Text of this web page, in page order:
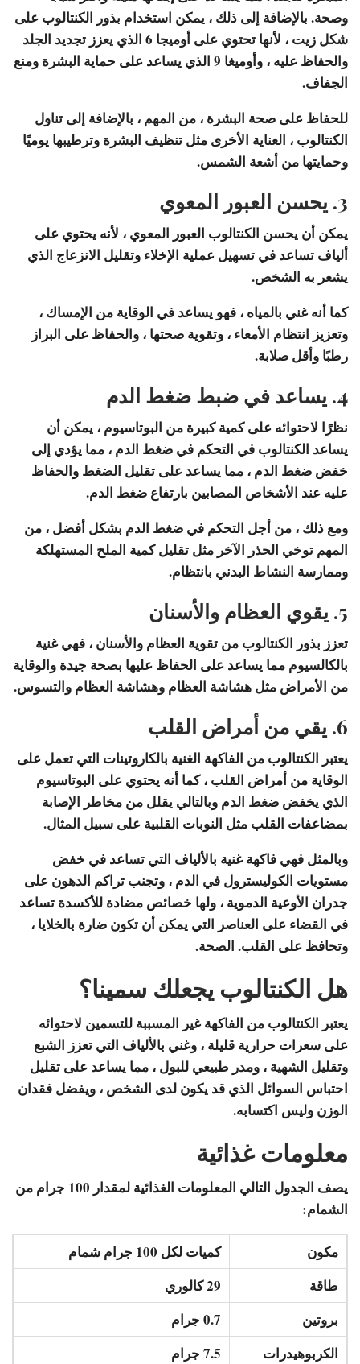
وصحة. بالإضافة إلى ذلك ، يمكن استخدام بذور الكنتالوب على
شكل زيت ، لأنها تحتوي على أوميجا 6 الذي يعزز تجديد الجلد
والحفاظ عليه ، وأوميغا 9 الذي يساعد على حماية البشرة ومنع
الجفاف.
للحفاظ على صحة البشرة ، من المهم ، بالإضافة إلى تناول
الكنتالوب ، العناية الأخرى مثل تنظيف البشرة وترطيبها يوميًا
وحمايتها من أشعة الشمس.
3. يحسن العبور المعوي
يمكن أن يحسن الكنتالوب العبور المعوي ، لأنه يحتوي على
ألياف تساعد في تسهيل عملية الإخلاء وتقليل الانزعاج الذي
يشعر به الشخص.
كما أنه غني بالمياه ، فهو يساعد في الوقاية من الإمساك ،
وتعزيز انتظام الأمعاء ، وتقوية صحتها ، والحفاظ على البراز
رطبًا وأقل صلابة.
4. يساعد في ضبط ضغط الدم
نظرًا لاحتوائه على كمية كبيرة من البوتاسيوم ، يمكن أن
يساعد الكنتالوب في التحكم في ضغط الدم ، مما يؤدي إلى
خفض ضغط الدم ، مما يساعد على تقليل الضغط والحفاظ
عليه عند الأشخاص المصابين بارتفاع ضغط الدم.
ومع ذلك ، من أجل التحكم في ضغط الدم بشكل أفضل ، من
المهم توخي الحذر الآخر مثل تقليل كمية الملح المستهلكة
وممارسة النشاط البدني بانتظام.
5. يقوي العظام والأسنان
تعزز بذور الكنتالوب من تقوية العظام والأسنان ، فهي غنية
بالكالسيوم مما يساعد على الحفاظ عليها بصحة جيدة والوقاية
من الأمراض مثل هشاشة العظام وهشاشة العظام والتسوس.
6. يقي من أمراض القلب
يعتبر الكنتالوب من الفاكهة الغنية بالكاروتينات التي تعمل على
الوقاية من أمراض القلب ، كما أنه يحتوي على البوتاسيوم
الذي يخفض ضغط الدم وبالتالي يقلل من مخاطر الإصابة
بمضاعفات القلب مثل النوبات القلبية على سبيل المثال.
وبالمثل فهي فاكهة غنية بالألياف التي تساعد في خفض
مستويات الكوليسترول في الدم ، وتجنب تراكم الدهون على
جدران الأوعية الدموية ، ولها خصائص مضادة للأكسدة تساعد
في القضاء على العناصر التي يمكن أن تكون ضارة بالخلايا ،
وتحافظ على القلب. الصحة.
هل الكنتالوب يجعلك سمينا؟
يعتبر الكنتالوب من الفاكهة غير المسببة للتسمين لاحتوائه
على سعرات حرارية قليلة ، وغني بالألياف التي تعزز الشبع
وتقليل الشهية ، ومدر طبيعي للبول ، مما يساعد على تقليل
احتباس السوائل الذي قد يكون لدى الشخص ، ويفضل فقدان
الوزن وليس اكتسابه.
معلومات غذائية
يصف الجدول التالي المعلومات الغذائية لمقدار 100 جرام من
الشمام:
مكون
كميات لكل 100 جرام شمام
طاقة
29 كالوري
بروتين
0.7 جرام
الكربوهيدرات
7.5 جرام